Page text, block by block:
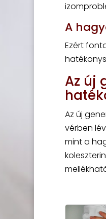
A
Ezért
Az új
Az új
vérben
mint a